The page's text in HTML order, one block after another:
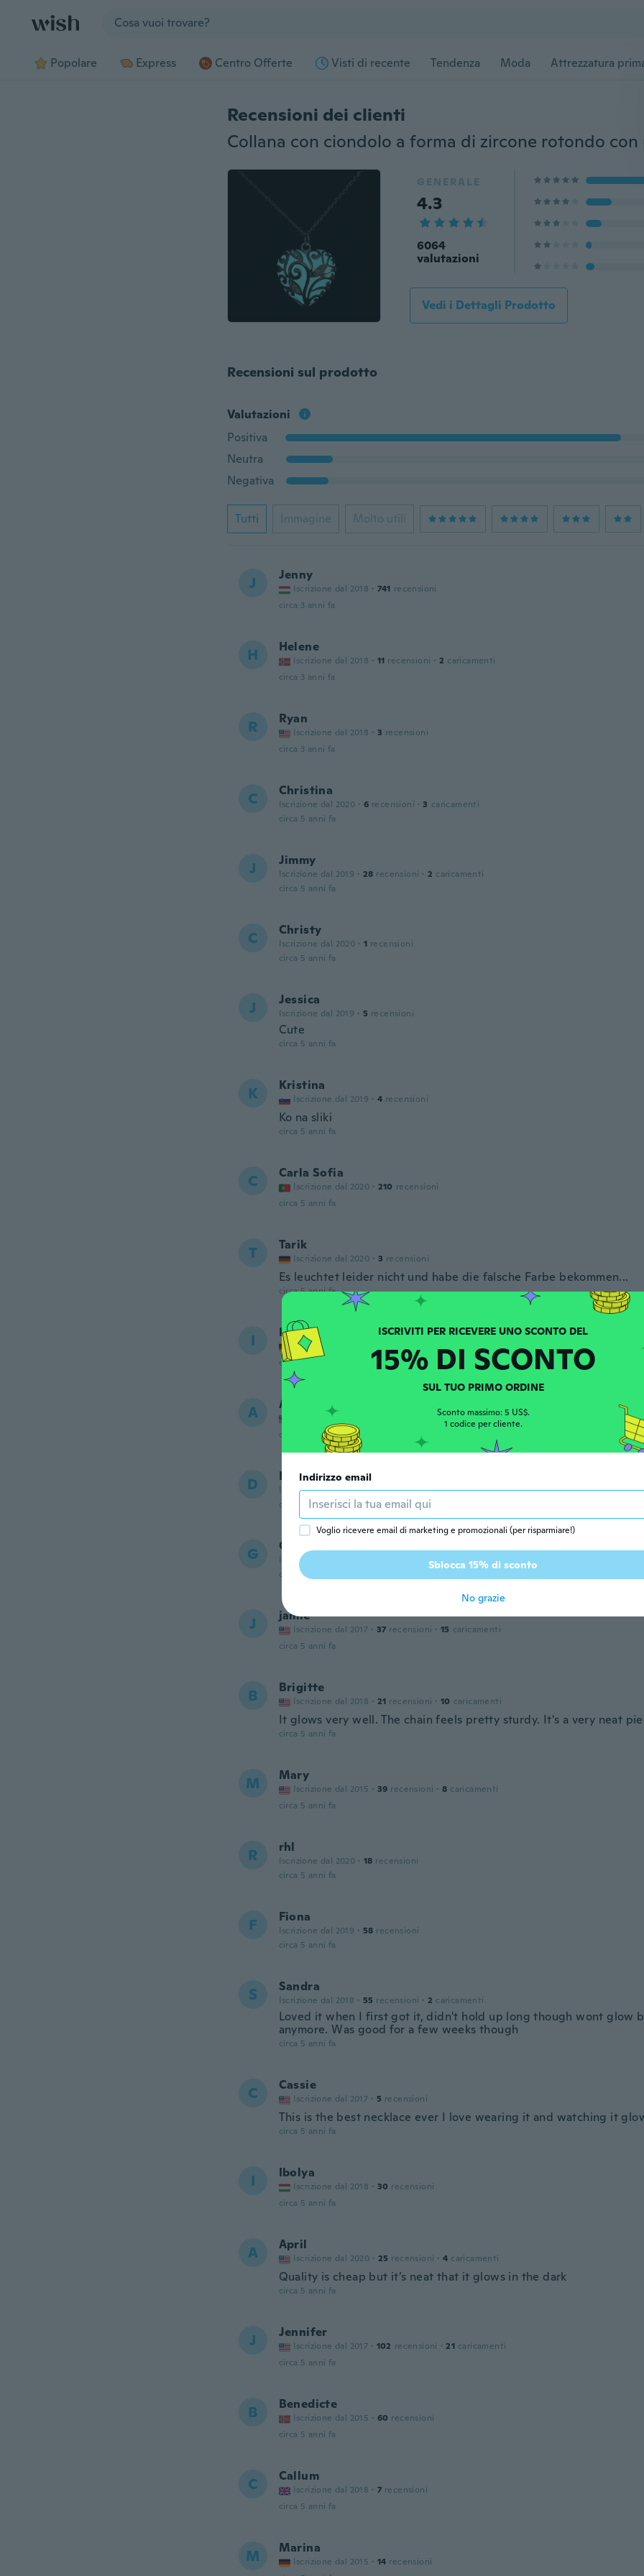
Popolare Express Centro Offerte Visti di recente Tendenza Moda Attrezzatura
Recensioni dei clienti
GENERALE
4.3
6064
valutazioni
Vedi i Dettagli Prodotto
Recensioni sul prodotto
Valutazioni
Positiva
Neutra
Negativa
Tutti Immagine Molto utili
J Jenny
Iscrizione dal 2018 · 741 recensioni
circa 3 anni fa
H Helene
Iscrizione dal 2018 · 11 recensioni · 2 caricamenti
circa 3 anni fa
R Ryan
Iscrizione dal 2018 · 3 recensioni
circa 3 anni fa
C Christina
Iscrizione dal 2020 · 6 recensioni · 3 caricamenti
circa 5 anni fa
J Jimmy
Iscrizione dal 2019 · 28 recensioni · 2 caricamenti
circa 5 anni fa
C Christy
Iscrizione dal 2020 · 1 recensioni
circa 5 anni fa
J Jessica
Iscrizione dal 2019 · 5 recensioni
Cute
circa 5 anni fa
K Kristina
Iscrizione dal 2019 · 4 recensioni
Ko na sliki
circa 5 anni fa
C Carla Sofia
Iscrizione dal 2020 · 210 recensioni
circa 5 anni fa
T Tarik
Iscrizione dal 2020 · 3 recensioni
Es leuchtet leider nicht und habe die falsche Farbe bekommen...
circa 5 anni fa
I Isa
Iscrizione dal 2018
caricamenti
circa 5 anni fa
A ANNY
Iscrizione dal 2020 recensioni · 74 caricamenti
circa 5 anni fa
D Debbie
Iscrizione dal 2018 · 17 recensioni · 4 caricamenti
circa 5 anni fa
G Guylaine
Iscrizione dal 2015 7 caricamenti
circa 5 anni fa
J jamie
Iscrizione dal 2017 · 37 recensioni · 15 caricamenti
circa 5 anni fa
B Brigitte
Iscrizione dal 2018 · 21 recensioni · 10 caricamenti
It glows very well. The chain feels pretty sturdy. It's a very neat
circa 5 anni fa
M Mary
Iscrizione dal 2015 · 39 recensioni · 8 caricamenti
circa 5 anni fa
R rhl
Iscrizione dal 2020 · 18 recensioni
circa 5 anni fa
F Fiona
Iscrizione dal 2019 · 58 recensioni
circa 5 anni fa
S Sandra
Iscrizione dal 2018 · 55 recensioni · 2 caricamenti
Loved it when I first got it, didn't hold up long though wont glow
anymore. Was good for a few weeks though
circa 5 anni fa
C Cassie
Iscrizione dal 2017 · 5 recensioni
This is the best necklace ever I love wearing it and watching it
circa 5 anni fa
I Ibolya
Iscrizione dal 2018 · 30 recensioni
circa 5 anni fa
A April
Iscrizione dal 2020 · 25 recensioni · 4 caricamenti
Quality is cheap but it’s neat that it glows in the dark
circa 5 anni fa
J Jennifer
Iscrizione dal 2017 · 102 recensioni · 21 caricamenti
circa 5 anni fa
B Benedicte
Iscrizione dal 2015 · 60 recensioni
circa 5 anni fa
C Callum
Iscrizione dal 2018 · 7 recensioni
circa 5 anni fa
M Marina
Iscrizione dal 2015 · 14 recensioni
15% DI SCONTO
SUL TUO PRIMO ORDINE
Sconto massimo: 5 US$.
1 codice per cliente.
Indirizzo email
Voglio ricevere email di marketing e promozionali (per risparmiare!)
Sblocca 15% di sconto
No grazie